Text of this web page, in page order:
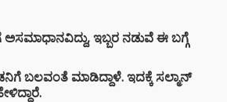
ಅಸಮಾಧಾನವಿದ್ದು, ಇಬ್ಬರ ನಡುವೆ ಈ ಬಗ್ಗೆ
ಬಲವಂತೆ ಮಾಡಿದ್ದಾಳೆ. ಇದಕ್ಕೆ ಸಲ್ಮಾನ್